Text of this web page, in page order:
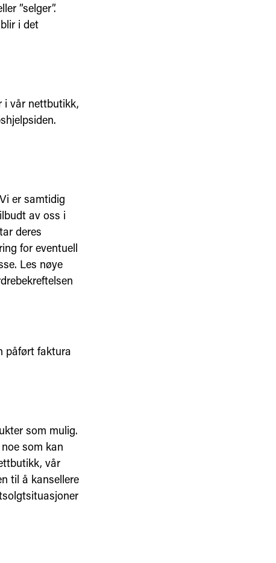
”selger”.
i det
i vår nettbutikk,
er samtidig
av oss i
deres
for eventuell
Les nøye
påført faktura
som mulig.
som kan
vår
til å kansellere